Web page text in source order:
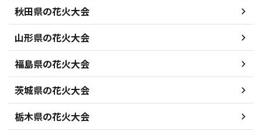
秋田県の花火大会
山形県の花火大会
福島県の花火大会
茨城県の花火大会
栃木県の花火大会